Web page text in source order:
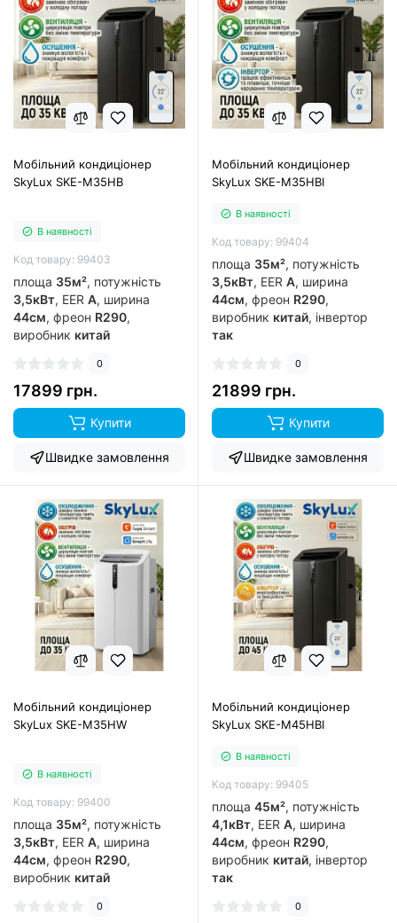
Мобільний кондиціонер
SkyLux SKE-M35HB
В наявності
Код товару: 99403
площа 35м², потужність
3,5кВт, EER А, ширина
44см, фреон R290,
виробник китай
0
17899 грн.
Купити
Швидке замовлення
Мобільний кондиціонер
SkyLux SKE-M35HBI
В наявності
Код товару: 99404
площа 35м², потужність
3,5кВт, EER А, ширина
44см, фреон R290,
виробник китай, інвертор
так
0
21899 грн.
Купити
Швидке замовлення
Мобільний кондиціонер
SkyLux SKE-M35HW
В наявності
Код товару: 99400
площа 35м², потужність
3,5кВт, EER А, ширина
44см, фреон R290,
виробник китай
0
Мобільний кондиціонер
SkyLux SKE-M45HBI
В наявності
Код товару: 99405
площа 45м², потужність
4,1кВт, EER А, ширина
44см, фреон R290,
виробник китай, інвертор
так
0